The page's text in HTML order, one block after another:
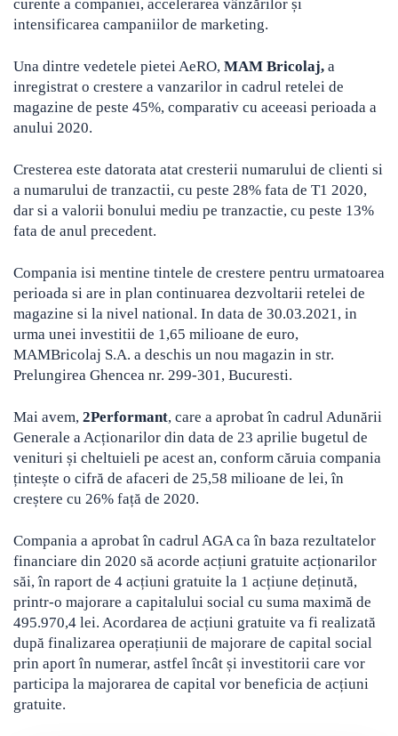
curente a companiei, accelerarea vânzărilor și
intensificarea campaniilor de marketing.
Una dintre vedetele pietei AeRO, MAM Bricolaj, a
inregistrat o crestere a vanzarilor in cadrul retelei de
magazine de peste 45%, comparativ cu aceeasi perioada a
anului 2020.
Cresterea este datorata atat cresterii numarului de clienti si
a numarului de tranzactii, cu peste 28% fata de T1 2020,
dar si a valorii bonului mediu pe tranzactie, cu peste 13%
fata de anul precedent.
Compania isi mentine tintele de crestere pentru urmatoarea
perioada si are in plan continuarea dezvoltarii retelei de
magazine si la nivel national. In data de 30.03.2021, in
urma unei investitii de 1,65 milioane de euro,
MAMBricolaj S.A. a deschis un nou magazin in str.
Prelungirea Ghencea nr. 299-301, Bucuresti.
Mai avem, 2Performant, care a aprobat în cadrul Adunării
Generale a Acționarilor din data de 23 aprilie bugetul de
venituri și cheltuieli pe acest an, conform căruia compania
țintește o cifră de afaceri de 25,58 milioane de lei, în
creștere cu 26% față de 2020.
Compania a aprobat în cadrul AGA ca în baza rezultatelor
financiare din 2020 să acorde acțiuni gratuite acționarilor
săi, în raport de 4 acțiuni gratuite la 1 acțiune deținută,
printr-o majorare a capitalului social cu suma maximă de
495.970,4 lei. Acordarea de acțiuni gratuite va fi realizată
după finalizarea operațiunii de majorare de capital social
prin aport în numerar, astfel încât și investitorii care vor
participa la majorarea de capital vor beneficia de acțiuni
gratuite.